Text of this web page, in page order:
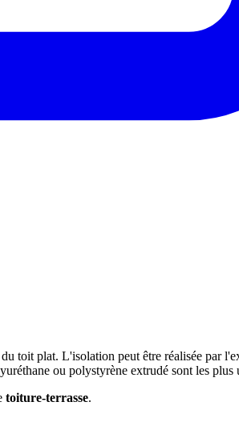
toit plat. L'isolation peut être réalisée par
ou polystyrène extrudé sont les plus
toiture-terrasse.